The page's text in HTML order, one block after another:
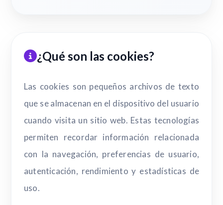
¿Qué son las cookies?
Las cookies son pequeños archivos de texto
que se almacenan en el dispositivo del usuario
cuando visita un sitio web. Estas tecnologías
permiten recordar información relacionada
con la navegación, preferencias de usuario,
autenticación, rendimiento y estadísticas de
uso.